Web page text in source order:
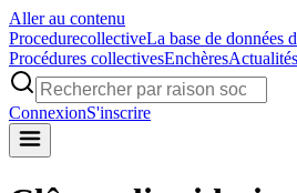
Aller au contenu
ProcedurecollectiveLa base de données
Procédures collectivesEnchèresActualités
ConnexionS'inscrire